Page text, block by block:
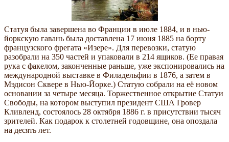
Статуя была завершена во Франции в июле 1884, и в нью-
йоркскую гавань была доставлена 17 июня 1885 на борту
французского фрегата «Изере». Для перевозки, статую
разобрали на 350 частей и упаковали в 214 ящиков. (Ее правая
рука с факелом, законченные раньше, уже экспонировались на
международной выставке в Филадельфии в 1876, а затем в
Мэдисон Сквере в Нью-Йорке.) Статую собрали на её новом
основании за четыре месяца. Торжественное открытие Статуи
Свободы, на котором выступил президент США Гровер
Кливленд, состоялось 28 октября 1886 г. в присутствии тысяч
зрителей. Как подарок к столетней годовщине, она опоздала
на десять лет.